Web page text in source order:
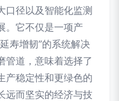
口径以及智能化监测
。它不仅是一项产
寿增韧”的系统解决
管道，意味着选择了
产稳定性和更绿色的
远而坚实的经济与技